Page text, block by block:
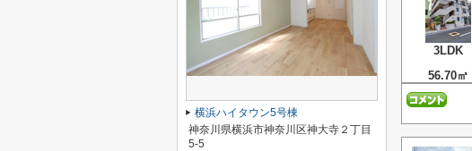
3LDK
56.70㎡
横浜ハイタウン5号棟
神奈川県横浜市神奈川区神大寺２丁目
5-5